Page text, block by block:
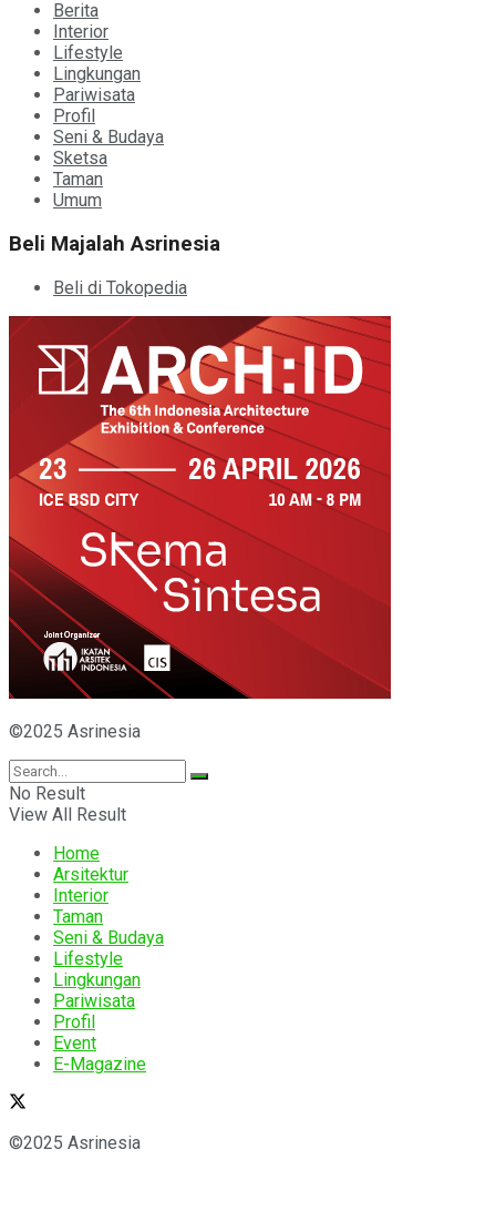
Berita
Interior
Lifestyle
Lingkungan
Pariwisata
Profil
Seni & Budaya
Sketsa
Taman
Umum
Beli Majalah Asrinesia
Beli di Tokopedia
©2025 Asrinesia
No Result
View All Result
Home
Arsitektur
Interior
Taman
Seni & Budaya
Lifestyle
Lingkungan
Pariwisata
Profil
Event
E-Magazine
©2025 Asrinesia